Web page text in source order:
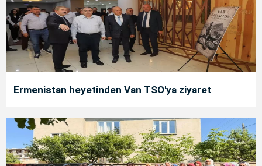
Ermenistan heyetinden Van TSO'ya ziyaret